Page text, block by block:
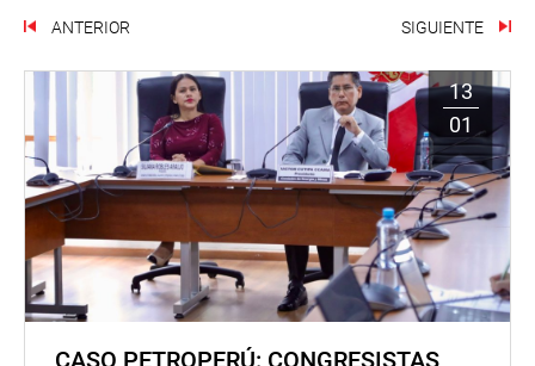
ANTERIOR SIGUIENTE
13
01
CASO PETROPERÚ: CONGRESISTAS